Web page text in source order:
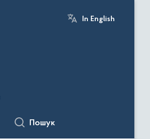
In English
Пошук